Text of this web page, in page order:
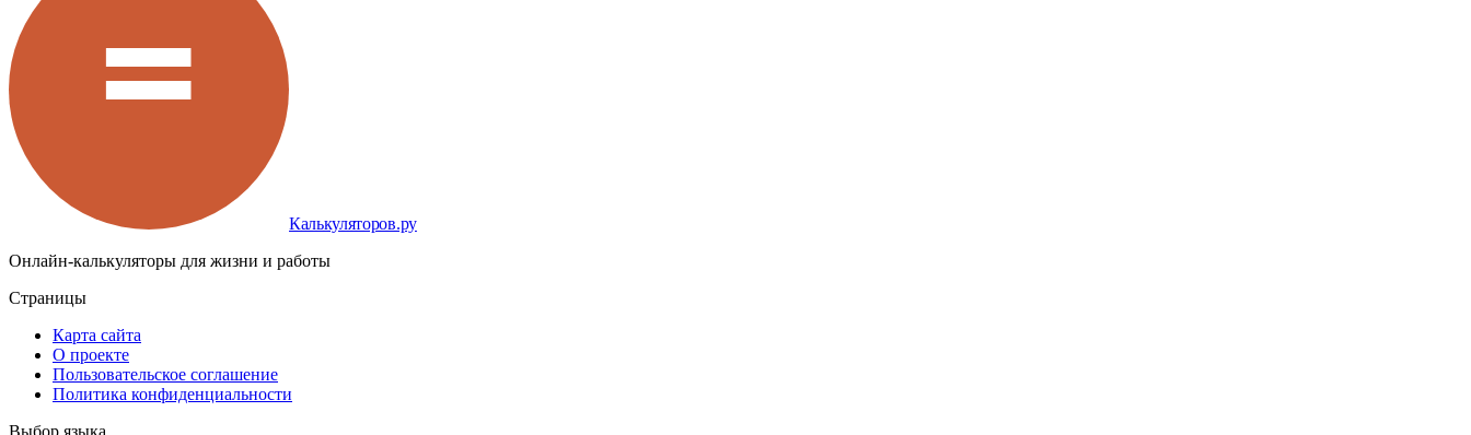
Калькуляторов.ру
Онлайн-калькуляторы для жизни и работы
Страницы
Карта сайта
О проекте
Пользовательское соглашение
Политика конфиденциальности
Выбор языка